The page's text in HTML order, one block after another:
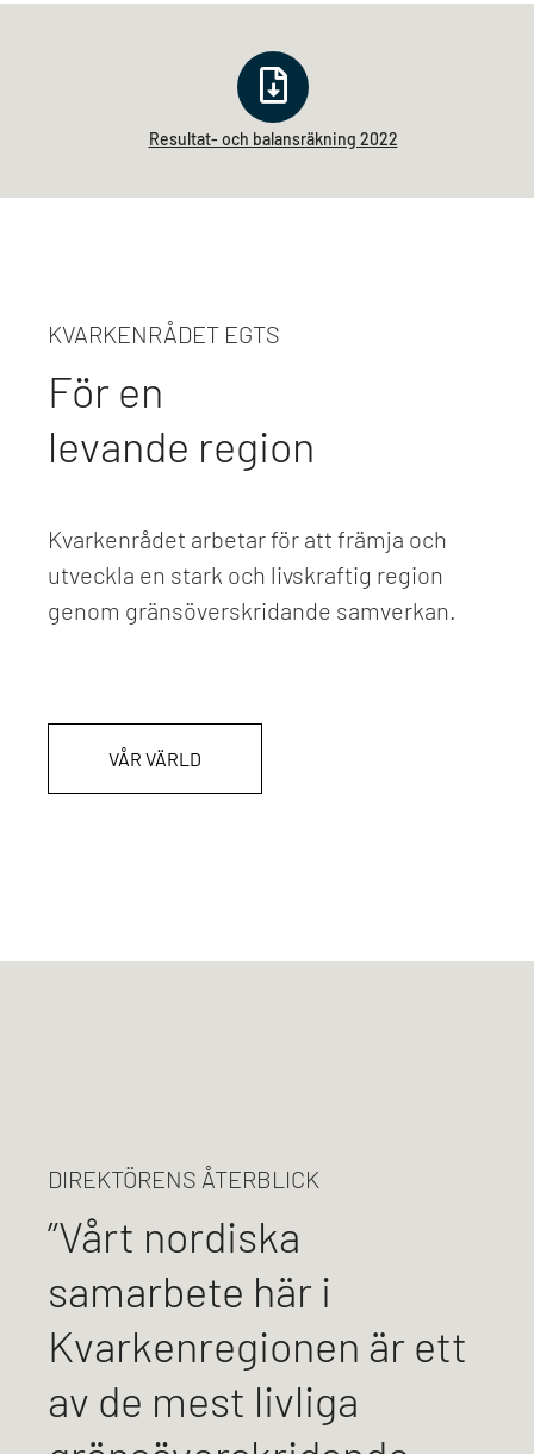
Resultat- och balansräkning 2022
KVARKENRÅDET EGTS
För en
levande region
Kvarkenrådet arbetar för att främja och
utveckla en stark och livskraftig region
genom gränsöverskridande samverkan.
VÅR VÄRLD
DIREKTÖRENS ÅTERBLICK
”Vårt nordiska
samarbete här i
Kvarkenregionen är ett
av de mest livliga